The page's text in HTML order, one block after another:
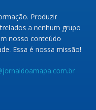
Produzir
a nenhum grupo
nosso conteúdo
Essa é nossa missão!